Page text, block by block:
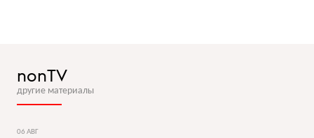
nonTV
другие материалы
06 АВГ